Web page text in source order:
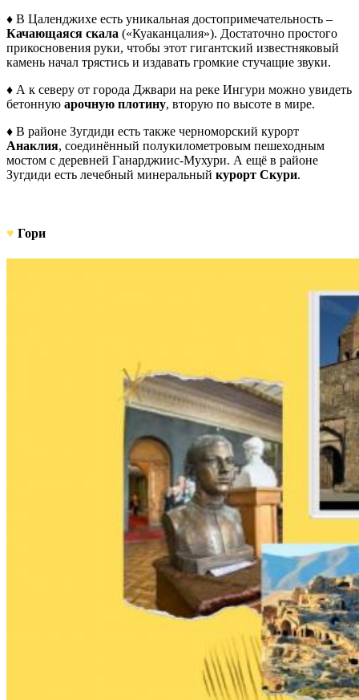
♦ В Цаленджихе есть уникальная достопримечательность –
Качающаяся скала («Куаканцалия»). Достаточно простого
прикосновения руки, чтобы этот гигантский известняковый
камень начал трястись и издавать громкие стучащие звуки.
♦ А к северу от города Джвари на реке Ингури можно увидеть
бетонную арочную плотину, вторую по высоте в мире.
♦ В районе Зугдиди есть также черноморский курорт
Анаклия, соединённый полукилометровым пешеходным
мостом с деревней Ганарджиис-Мухури. А ещё в районе
Зугдиди есть лечебный минеральный курорт Скури.
♥ Гори